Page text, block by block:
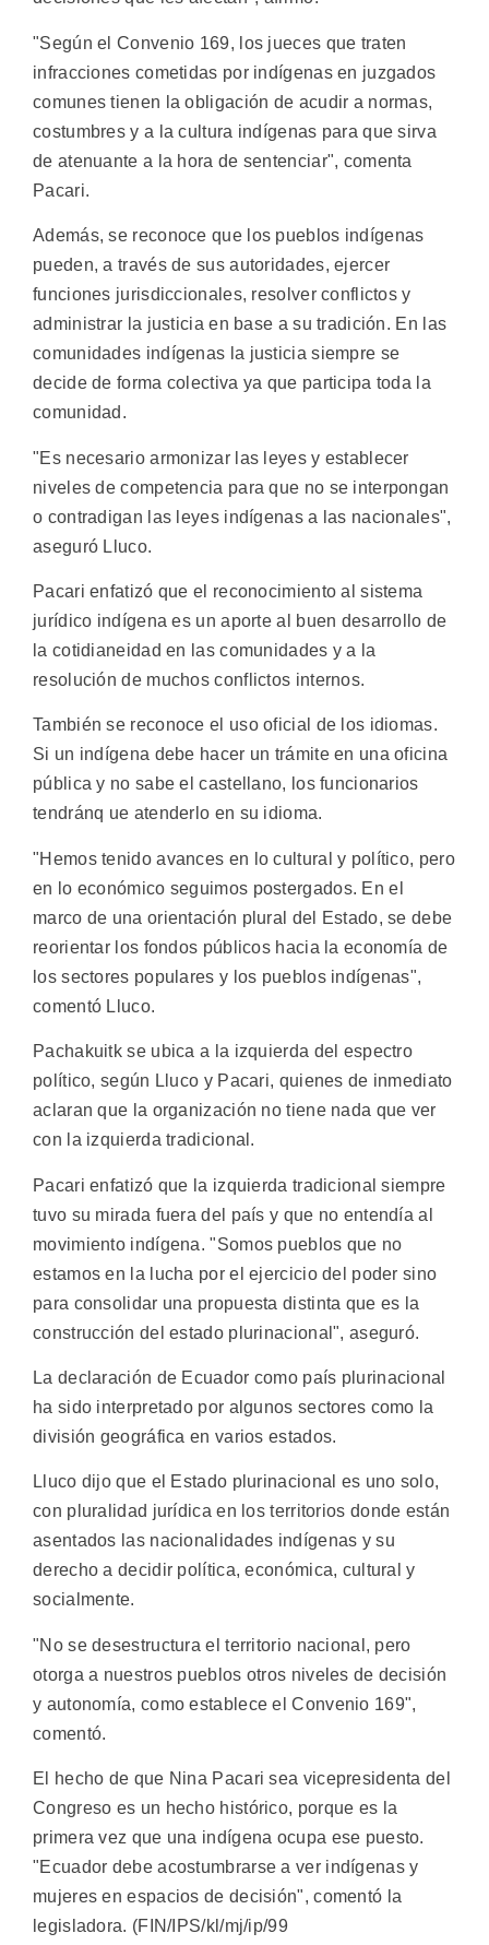
"Según el Convenio 169, los jueces que traten
infracciones cometidas por indígenas en juzgados
comunes tienen la obligación de acudir a normas,
costumbres y a la cultura indígenas para que sirva
de atenuante a la hora de sentenciar", comenta
Pacari.
Además, se reconoce que los pueblos indígenas
pueden, a través de sus autoridades, ejercer
funciones jurisdiccionales, resolver conflictos y
administrar la justicia en base a su tradición. En las
comunidades indígenas la justicia siempre se
decide de forma colectiva ya que participa toda la
comunidad.
"Es necesario armonizar las leyes y establecer
niveles de competencia para que no se interpongan
o contradigan las leyes indígenas a las nacionales",
aseguró Lluco.
Pacari enfatizó que el reconocimiento al sistema
jurídico indígena es un aporte al buen desarrollo de
la cotidianeidad en las comunidades y a la
resolución de muchos conflictos internos.
También se reconoce el uso oficial de los idiomas.
Si un indígena debe hacer un trámite en una oficina
pública y no sabe el castellano, los funcionarios
tendránq ue atenderlo en su idioma.
"Hemos tenido avances en lo cultural y político, pero
en lo económico seguimos postergados. En el
marco de una orientación plural del Estado, se debe
reorientar los fondos públicos hacia la economía de
los sectores populares y los pueblos indígenas",
comentó Lluco.
Pachakuitk se ubica a la izquierda del espectro
político, según Lluco y Pacari, quienes de inmediato
aclaran que la organización no tiene nada que ver
con la izquierda tradicional.
Pacari enfatizó que la izquierda tradicional siempre
tuvo su mirada fuera del país y que no entendía al
movimiento indígena. "Somos pueblos que no
estamos en la lucha por el ejercicio del poder sino
para consolidar una propuesta distinta que es la
construcción del estado plurinacional", aseguró.
La declaración de Ecuador como país plurinacional
ha sido interpretado por algunos sectores como la
división geográfica en varios estados.
Lluco dijo que el Estado plurinacional es uno solo,
con pluralidad jurídica en los territorios donde están
asentados las nacionalidades indígenas y su
derecho a decidir política, económica, cultural y
socialmente.
"No se desestructura el territorio nacional, pero
otorga a nuestros pueblos otros niveles de decisión
y autonomía, como establece el Convenio 169",
comentó.
El hecho de que Nina Pacari sea vicepresidenta del
Congreso es un hecho histórico, porque es la
primera vez que una indígena ocupa ese puesto.
"Ecuador debe acostumbrarse a ver indígenas y
mujeres en espacios de decisión", comentó la
legisladora. (FIN/IPS/kl/mj/ip/99